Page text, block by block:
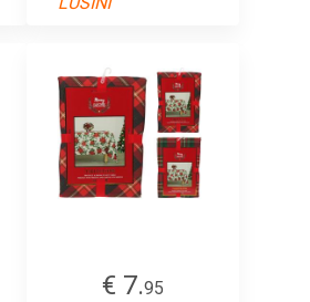
€ 7.95